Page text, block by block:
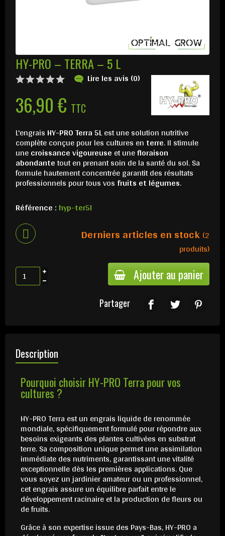
HY-PRO – TERRA – 5 L
Lire les avis (0)
36,90 € TTC
L'engrais HY-PRO Terra 5Lest une solution nutritive
complète conçue pour les cultures en terre. Il stimule
unecroissance vigoureuse et unefloraison
abondantetout en prenant soin de la santé du sol. Sa
formule hautement concentrée garantit des résultats
professionnels pour tous vos fruits et légumes.
Référence : hyp-ter5l
Derniers articles en stock (2
produits)
Ajouter au panier
Partager
Description
Pourquoi choisir HY-PRO Terra pour vos
cultures ?
HY-PRO Terra est un engrais liquide de renommée
mondiale, spécifiquement formulé pour répondre aux
besoins exigeants des plantes cultivées en substrat
terre. Sa composition unique permet une assimilation
immédiate des nutriments, garantissant une vitalité
exceptionnelle dès les premières applications. Que
vous soyez un jardinier amateur ou un professionnel,
cet engrais assure un équilibre parfait entre le
développement racinaire et la production de fleurs ou
de fruits.
Grâce à son expertise issue des Pays-Bas, HY-PRO a